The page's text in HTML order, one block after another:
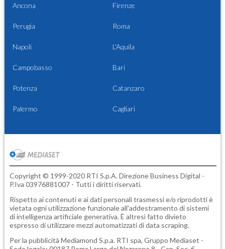
Ancona Firenze
Perugia Roma
Napoli L'Aquila
Campobasso Bari
Potenza Catanzaro
Palermo Cagliari
Copyright © 1999-2020 RTI S.p.A. Direzione Business Digital -
P.Iva 03976881007 - Tutti i diritti riservati.
Rispetto ai contenuti e ai dati personali trasmessi e/o riprodotti è
vietata ogni utilizzazione funzionale all'addestramento di sistemi
di intelligenza artificiale generativa. È altresì fatto divieto
espresso di utilizzare mezzi automatizzati di data scraping.
Per la pubblicità Mediamond S.p.a. RTI spa, Gruppo Mediaset -